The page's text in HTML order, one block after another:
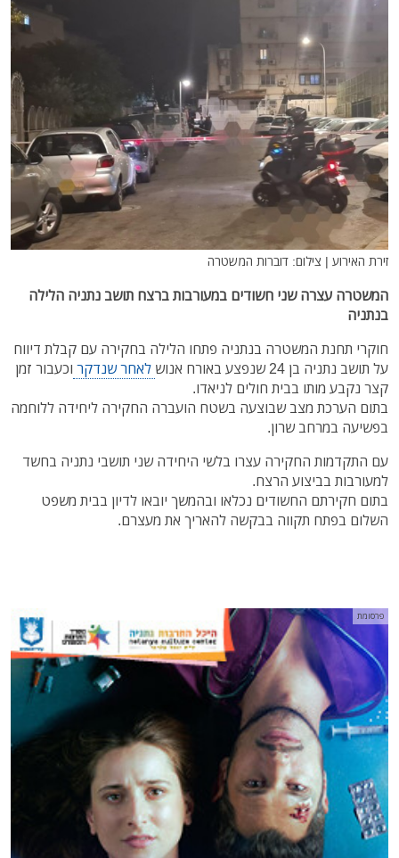
זירת האירוע | צילום: דוברות המשטרה
המשטרה עצרה שני חשודים במעורבות ברצח תושב נתניה הלילה
בנתניה
חוקרי תחנת המשטרה בנתניה פתחו הלילה בחקירה עם קבלת דיווח
על תושב נתניה בן 24 שנפצע באורח אנוש
לאחר שנדקר וכעבור זמן
קצר נקבע מותו בבית חולים לניאדו.
בתום הערכת מצב שבוצעה בשטח הועברה החקירה ליחידה ללוחמה
בפשיעה במרחב שרון.
עם התקדמות החקירה עצרו בלשי היחידה שני תושבי נתניה בחשד
למעורבות בביצוע הרצח.
בתום חקירתם החשודים נכלאו ובהמשך יובאו לדיון בבית משפט
השלום בפתח תקווה בבקשה להאריך את מעצרם.
פרסומת